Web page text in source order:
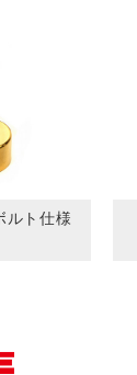
ルト仕様